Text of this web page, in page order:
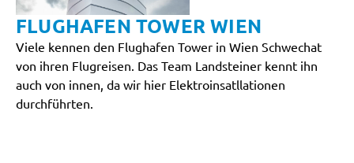
FLUGHAFEN TOWER WIEN
Viele kennen den Flughafen Tower in Wien Schwechat
von ihren Flugreisen. Das Team Landsteiner kennt ihn
auch von innen, da wir hier Elektroinsatllationen
durchführten.